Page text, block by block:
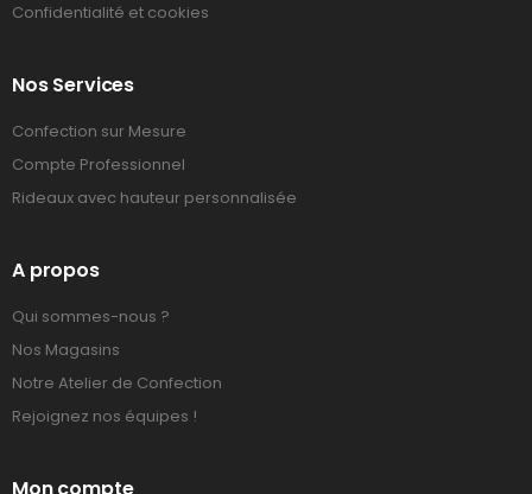
Confidentialité et cookies
Nos Services
Confection sur Mesure
Compte Professionnel
Rideaux avec hauteur personnalisée
A propos
Qui sommes-nous ?
Nos Magasins
Notre Atelier de Confection
Rejoignez nos équipes !